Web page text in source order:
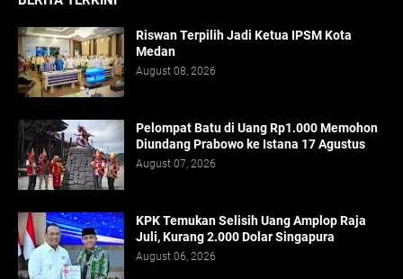
Riswan Terpilih Jadi Ketua IPSM Kota
Medan
August 08, 2026
Pelompat Batu di Uang Rp1.000 Memohon
Diundang Prabowo ke Istana 17 Agustus
August 07, 2026
KPK Temukan Selisih Uang Amplop Raja
Juli, Kurang 2.000 Dolar Singapura
August 06, 2026